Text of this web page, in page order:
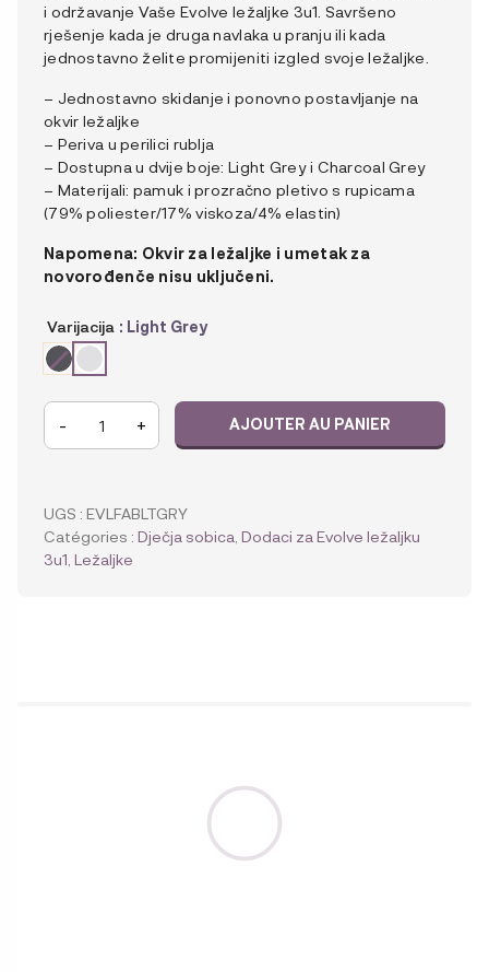
i održavanje Vaše Evolve ležaljke 3u1. Savršeno
rješenje kada je druga navlaka u pranju ili kada
jednostavno želite promijeniti izgled svoje ležaljke.
– Jednostavno skidanje i ponovno postavljanje na
okvir ležaljke
– Periva u perilici rublja
– Dostupna u dvije boje: Light Grey i Charcoal Grey
– Materijali: pamuk i prozračno pletivo s rupicama
(79% poliester/17% viskoza/4% elastin)
Napomena: Okvir za ležaljke i umetak za
novorođenče nisu uključeni.
Varijacija : Light Grey
quantité
Bouncer
zamjenska
tkanina
- + AJOUTER AU PANIER
UGS : EVLFABLTGRY
Catégories : Dječja sobica Dodaci za Evolve ležaljku
3u1 Ležaljke